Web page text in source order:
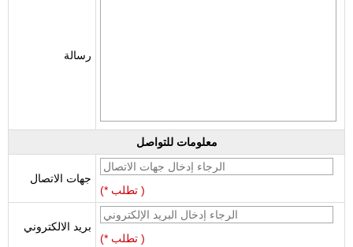
رسالة
معلومات للتواصل
جهات الاتصال
(* تطلب )
بريد الالكتروني
(* تطلب )